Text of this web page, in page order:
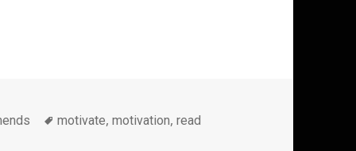
Метки
motivate,motivation,read